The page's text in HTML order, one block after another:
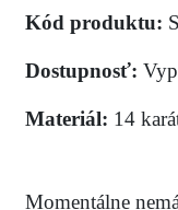
Kód produktu:
Dostupnosť:
Materiál: 14
Momentálne